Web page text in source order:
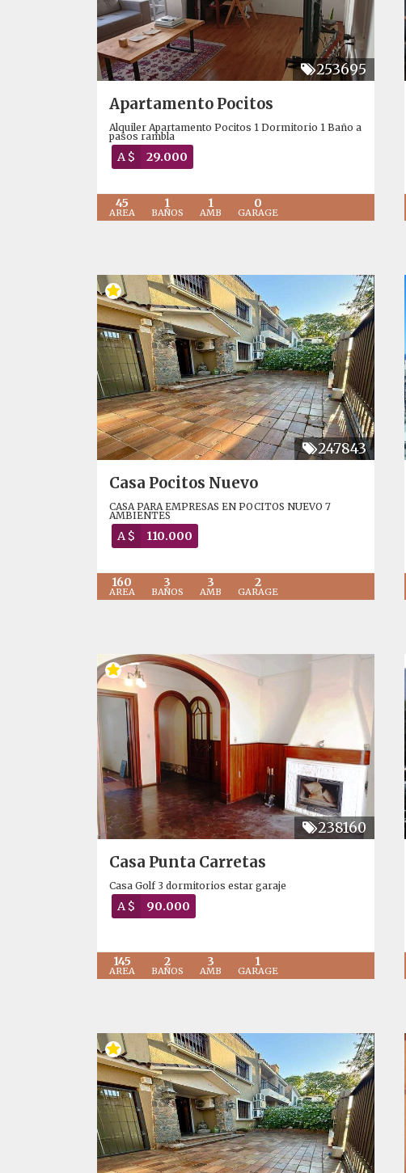
253695
Apartamento Pocitos
Alquiler Apartamento Pocitos 1 Dormitorio 1 Baño a
pasos rambla
A $ 29.000
45
AREA
1
BAÑOS
1
AMB
0
GARAGE
247843
Casa Pocitos Nuevo
CASA PARA EMPRESAS EN POCITOS NUEVO 7
AMBIENTES
A $ 110.000
160
AREA
3
BAÑOS
3
AMB
2
GARAGE
238160
Casa Punta Carretas
Casa Golf 3 dormitorios estar garaje
A $ 90.000
145
AREA
2
BAÑOS
3
AMB
1
GARAGE